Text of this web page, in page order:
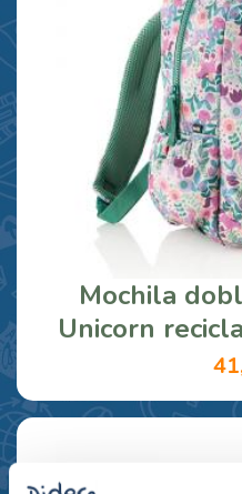
Mochila
Unicorn